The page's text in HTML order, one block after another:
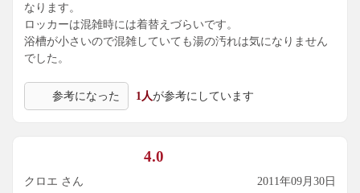
なります。
ロッカーは混雑時には着替えづらいです。
浴槽が小さいので混雑していても湯の汚れは気になりません
でした。
参考になった 1人が参考にしています
4.0
クロエ さん 2011年09月30日